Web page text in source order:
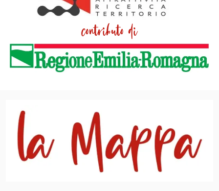
contributo di